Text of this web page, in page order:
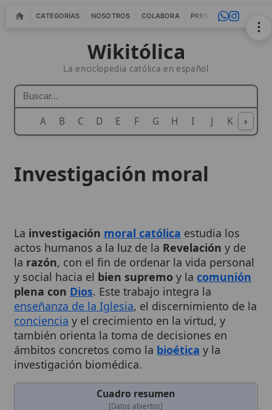
CATEGORÍAS NOSOTROS COLABORA PRENSA WEBMASTERS
Wikitólica
La enciclopedia católica en español
A B C D E F G H I J K L M
›
larazón, con el fin de ordenar la vida personal
y social hacia elbien supremoy lacomunión
plena con Dios . Este trabajo integra la
enseñanza de la Iglesia , el discernimiento de la
concienciay el crecimiento en la virtud, y
también orienta la toma de decisiones en
ámbitos concretos como labioética y la
investigación biomédica.
Cuadro resumen
[Datos abiertos]
Nombre Investigación moral
Término